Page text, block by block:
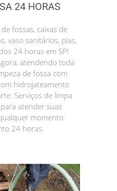
24 HORAS
fossas, caixas de
vaso sanitários, pias,
24 horas em SP!
atendendo toda
de fossa com
hidrojateamento
Serviços de limpa
atender suas
momento.
24 horas.